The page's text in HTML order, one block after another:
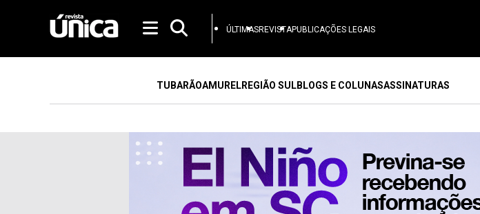
ÚLTIMASREVISTAPUBLICAÇÕES LEGAIS
TUBARÃOAMURELREGIÃO SULBLOGS E COLUNASASSINATURAS